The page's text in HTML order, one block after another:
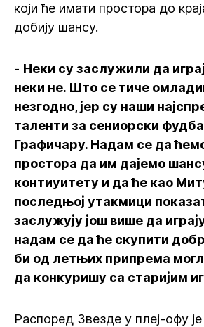
који ће имати простора до
добију шансу.
- Неки су заслужили да
неки не. Што се тиче
незгодно, јер су наши
таленти за сениорски
Графичару. Надам се да
простора да им дајемо
контиуитету и да ће као
последњој утакмици
заслужују још више да
надам се да ће скупити
би од летњих припрема
да конкуришу са старијим
Распоред Звезде у плеј-офу